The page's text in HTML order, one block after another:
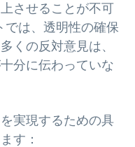
させることが不可
では、透明性の確保
くの反対意見は、
分に伝わっていな
実現するための具
す：